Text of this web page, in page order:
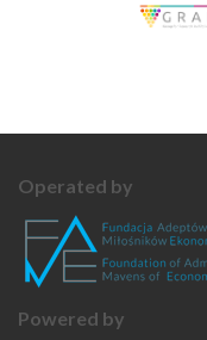
Operated by
Powered by